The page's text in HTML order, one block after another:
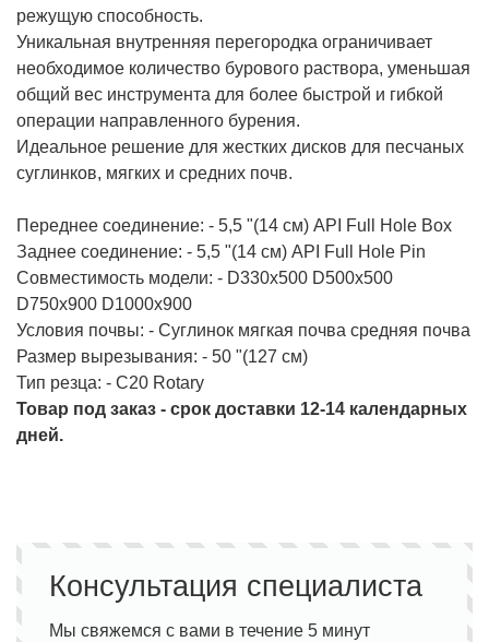
режущую способность.
Уникальная внутренняя перегородка ограничивает
необходимое количество бурового раствора, уменьшая
общий вес инструмента для более быстрой и гибкой
операции направленного бурения.
Идеальное решение для жестких дисков для песчаных
суглинков, мягких и средних почв.
Переднее соединение: - 5,5 "(14 см) API Full Hole Box
Заднее соединение: - 5,5 "(14 см) API Full Hole Pin
Совместимость модели: - D330x500 D500x500
D750x900 D1000x900
Условия почвы: - Суглинок мягкая почва средняя почва
Размер вырезывания: - 50 "(127 см)
Тип резца: - C20 Rotary
Товар под заказ - срок доставки 12-14 календарных
дней.
Консультация специалиста
Мы свяжемся с вами в течение 5 минут